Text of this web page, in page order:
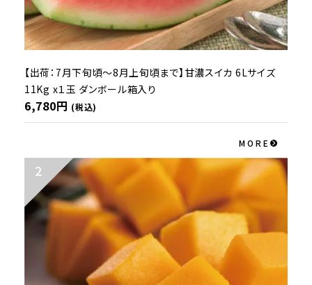
【出荷：7月下旬頃～8月上旬頃まで】甘濃スイカ 6Lサイズ
11Kg x１玉 ダンボール箱入り
6,780円 (税込)
MORE